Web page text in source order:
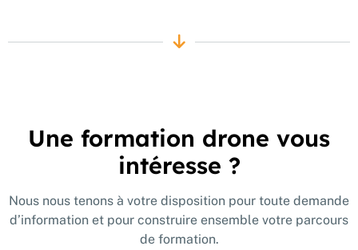
Une formation drone vous
intéresse ?
Nous nous tenons à votre disposition pour toute demande
d’information et pour construire ensemble votre parcours
de formation.